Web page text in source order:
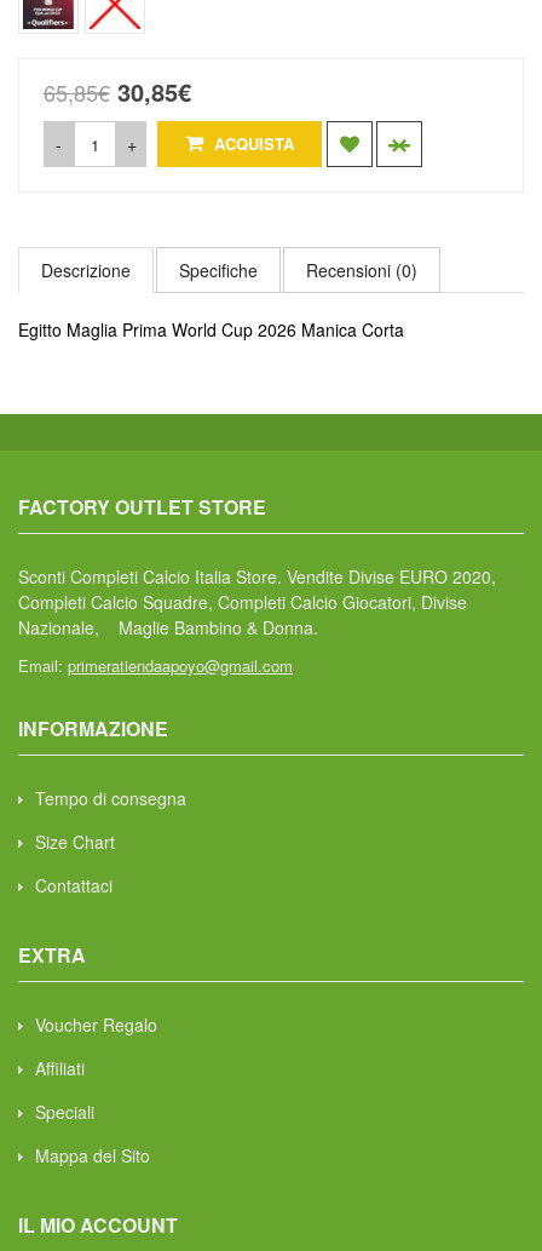
65,85€ 30,85€
- + ACQUISTA
Descrizione Specifiche Recensioni (0)
Egitto Maglia Prima World Cup 2026 Manica Corta
FACTORY OUTLET STORE
Sconti Completi Calcio Italia Store. Vendite Divise EURO 2020,
Completi Calcio Squadre, Completi Calcio Giocatori, Divise
Nazionale, Maglie Bambino & Donna.
Email: primeratiendaapoyo@gmail.com
INFORMAZIONE
Tempo di consegna
Size Chart
Contattaci
EXTRA
Voucher Regalo
Affiliati
Speciali
Mappa del Sito
IL MIO ACCOUNT